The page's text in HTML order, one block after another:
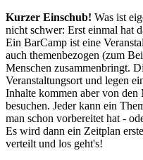
Kurzer Einschub! Was ist
nicht schwer: Erst einmal hat
Ein BarCamp ist eine
auch themenbezogen (zum
Menschen zusammenbringt.
Veranstaltungsort und legen
Inhalte kommen aber von den
besuchen. Jeder kann ein
man schon vorbereitet hat -
Es wird dann ein Zeitplan
verteilt und los geht's!